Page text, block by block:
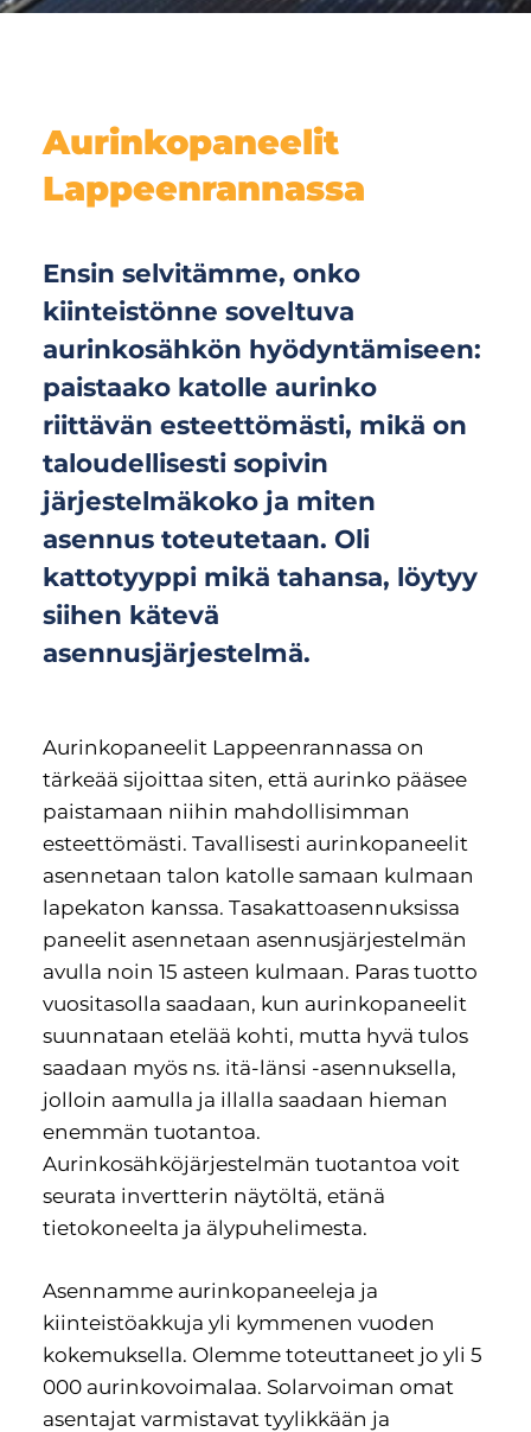
Aurinkopaneelit
Lappeenrannassa
Ensin selvitämme, onko
kiinteistönne soveltuva
aurinkosähkön hyödyntämiseen:
paistaako katolle aurinko
riittävän esteettömästi, mikä on
taloudellisesti sopivin
järjestelmäkoko ja miten
asennus toteutetaan. Oli
kattotyyppi mikä tahansa, löytyy
siihen kätevä
asennusjärjestelmä.
Aurinkopaneelit Lappeenrannassa on
tärkeää sijoittaa siten, että aurinko pääsee
paistamaan niihin mahdollisimman
esteettömästi. Tavallisesti aurinkopaneelit
asennetaan talon katolle samaan kulmaan
lapekaton kanssa. Tasakattoasennuksissa
paneelit asennetaan asennusjärjestelmän
avulla noin 15 asteen kulmaan. Paras tuotto
vuositasolla saadaan, kun aurinkopaneelit
suunnataan etelää kohti, mutta hyvä tulos
saadaan myös ns. itä-länsi -asennuksella,
jolloin aamulla ja illalla saadaan hieman
enemmän tuotantoa.
Aurinkosähköjärjestelmän tuotantoa voit
seurata invertterin näytöltä, etänä
tietokoneelta ja älypuhelimesta.
Asennamme aurinkopaneeleja ja
kiinteistöakkuja yli kymmenen vuoden
kokemuksella. Olemme toteuttaneet jo yli 5
000 aurinkovoimalaa. Solarvoiman omat
asentajat varmistavat tyylikkään ja